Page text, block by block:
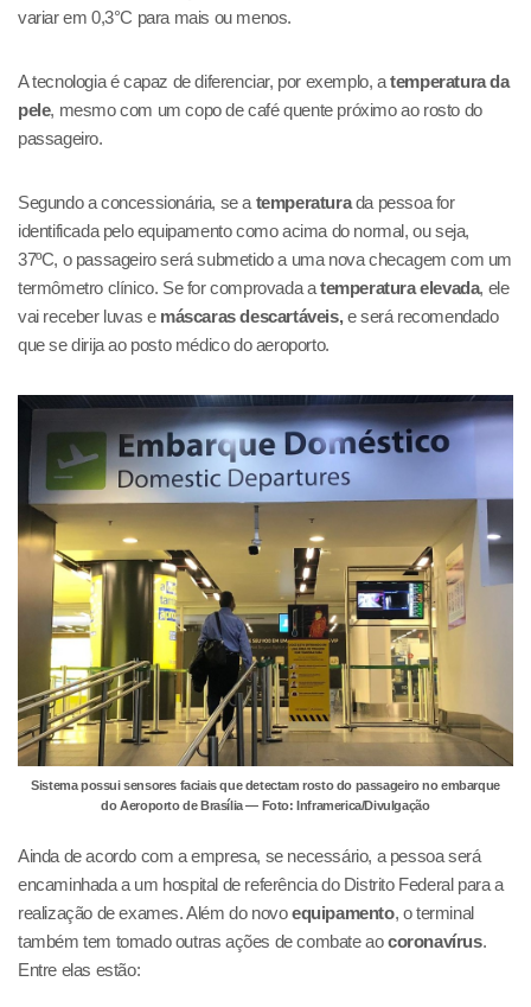
variar em 0,3°C para mais ou menos.
A tecnologia é capaz de diferenciar, por exemplo, atemperatura da
pele, mesmo com um copo de café quente próximo ao rosto do
passageiro.
Segundo a concessionária, se a temperaturada pessoa for
identificada pelo equipamento como acima do normal, ou seja,
37ºC, o passageiro será submetido a uma nova checagem com um
termômetro clínico. Se for comprovada atemperatura elevada, ele
vai receber luvas e máscaras descartáveis,e será recomendado
que se dirija ao posto médico do aeroporto.
Sistema possui sensores faciais que detectam rosto do passageiro no embarque
do Aeroporto de Brasília — Foto: Inframerica/Divulgação
Ainda de acordo com a empresa, se necessário, a pessoa será
encaminhada a um hospital de referência do Distrito Federal para a
realização de exames. Além do novoequipamento, o terminal
também tem tomado outras ações de combate aocoronavírus.
Entre elas estão: